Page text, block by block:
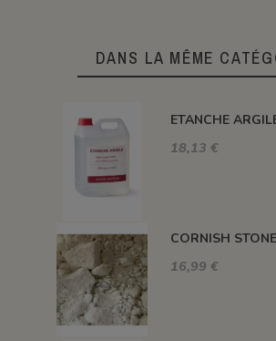
DANS LA MÊME
18,13 €
16,99 €